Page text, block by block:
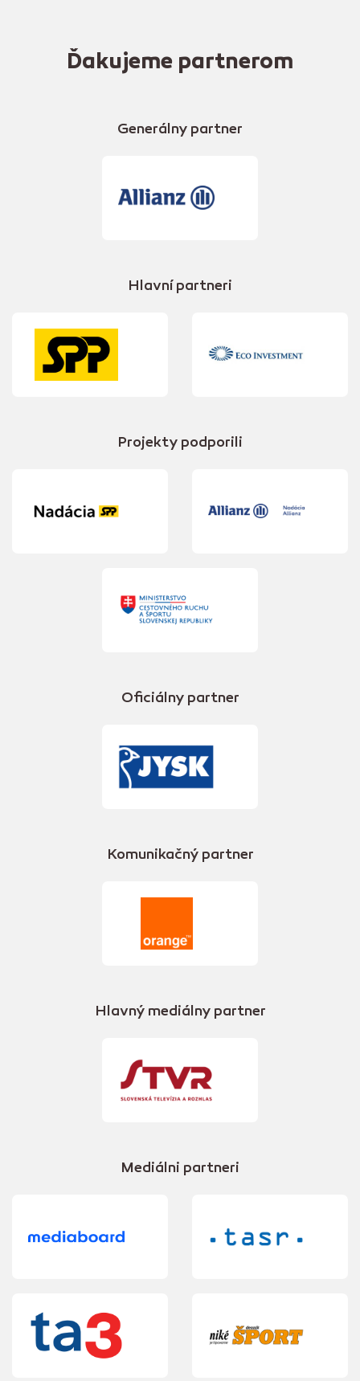
Ďakujeme partnerom
Generálny partner
Hlavní partneri
Projekty podporili
Oficiálny partner
Komunikačný partner
Hlavný mediálny partner
Mediálni partneri